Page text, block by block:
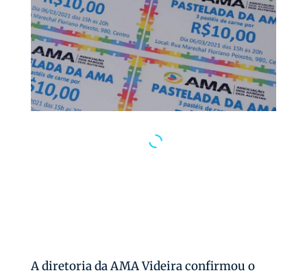
A diretoria da AMA Videira confirmou o